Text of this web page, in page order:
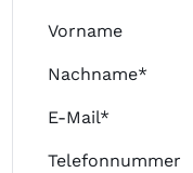
Vorname
Nachname*
E-Mail*
Telefonnummer